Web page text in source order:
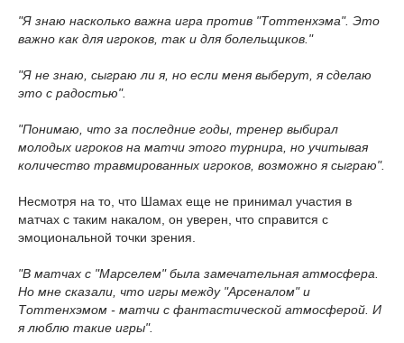
"Я знаю насколько важна игра против "Тоттенхэма". Это
важно как для игроков, так и для болельщиков."
"Я не знаю, сыграю ли я, но если меня выберут, я сделаю
это с радостью".
"Понимаю, что за последние годы, тренер выбирал
молодых игроков на матчи этого турнира, но учитывая
количество травмированных игроков, возможно я сыграю".
Несмотря на то, что Шамах еще не принимал участия в
матчах с таким накалом, он уверен, что справится с
эмоциональной точки зрения.
"В матчах с "Марселем" была замечательная атмосфера.
Но мне сказали, что игры между "Арсеналом" и
Тоттенхэмом - матчи с фантастической атмосферой. И
я люблю такие игры".